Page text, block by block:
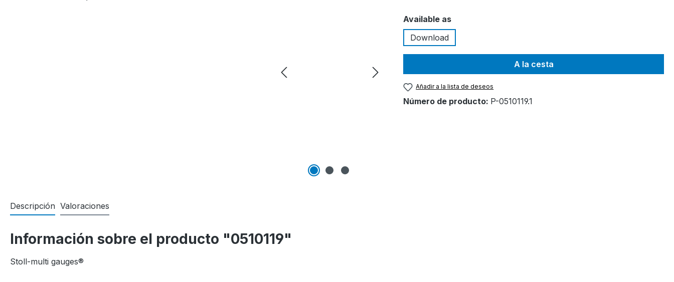
Seleccione
Available as
Download
A la cesta
Añadir a la lista de deseos
Número de producto: P-0510119.1
Descripción Valoraciones
Información sobre el producto "0510119"
Stoll-multi gauges®